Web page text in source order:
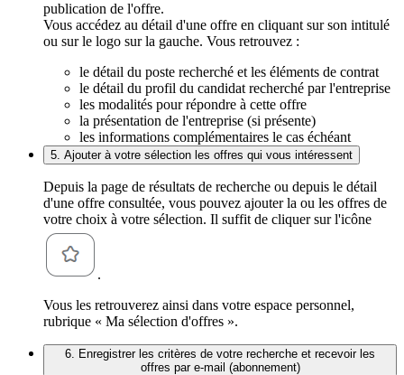
publication de l'offre.
Vous accédez au détail d'une offre en cliquant sur son intitulé
ou sur le logo sur la gauche. Vous retrouvez :
le détail du poste recherché et les éléments de contrat
le détail du profil du candidat recherché par l'entreprise
les modalités pour répondre à cette offre
la présentation de l'entreprise (si présente)
les informations complémentaires le cas échéant
5. Ajouter à votre sélection les offres qui vous intéressent
Depuis la page de résultats de recherche ou depuis le détail
d'une offre consultée, vous pouvez ajouter la ou les offres de
votre choix à votre sélection. Il suffit de cliquer sur l'icône
.
Vous les retrouverez ainsi dans votre espace personnel,
rubrique « Ma sélection d'offres ».
6. Enregistrer les critères de votre recherche et recevoir les
offres par e-mail (abonnement)